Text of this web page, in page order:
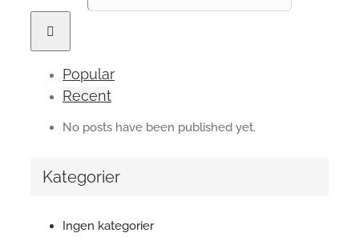
Popular
Recent
No posts have been published yet.
Kategorier
Ingen kategorier